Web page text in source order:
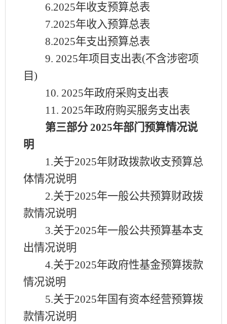
6.2025年收支预算总表
7.2025年收入预算总表
8.2025年支出预算总表
9. 2025年项目支出表(不含涉密项
目)
10. 2025年政府采购支出表
11. 2025年政府购买服务支出表
第三部分 2025年部门预算情况说
明
1.关于2025年财政拨款收支预算总
体情况说明
2.关于2025年一般公共预算财政拨
款情况说明
3.关于2025年一般公共预算基本支
出情况说明
4.关于2025年政府性基金预算拨款
情况说明
5.关于2025年国有资本经营预算拨
款情况说明